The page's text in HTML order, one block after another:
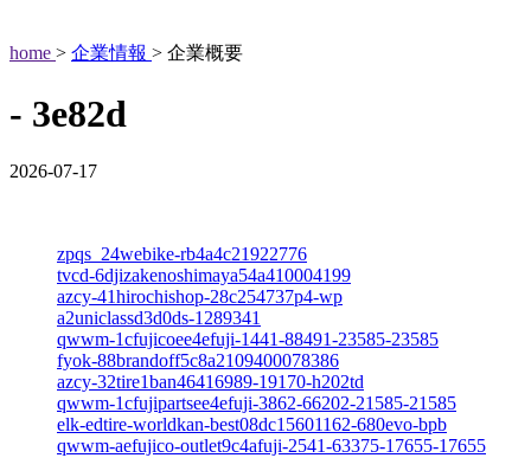
home > 企業情報 > 企業概要
- 3e82d
2026-07-17
zpqs_24webike-rb4a4c21922776
tvcd-6djizakenoshimaya54a410004199
azcy-41hirochishop-28c254737p4-wp
a2uniclassd3d0ds-1289341
qwwm-1cfujicoee4efuji-1441-88491-23585-23585
fyok-88brandoff5c8a2109400078386
azcy-32tire1ban46416989-19170-h202td
qwwm-1cfujipartsee4efuji-3862-66202-21585-21585
elk-edtire-worldkan-best08dc15601162-680evo-bpb
qwwm-aefujico-outlet9c4afuji-2541-63375-17655-17655